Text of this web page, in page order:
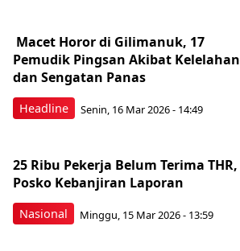
Headline
Macet Horor di Gilimanuk, 17
Pemudik Pingsan Akibat Kelelahan
dan Sengatan Panas
Senin, 16 Mar 2026 - 14:49
Nasional
25 Ribu Pekerja Belum Terima THR,
Posko Kebanjiran Laporan
Minggu, 15 Mar 2026 - 13:59